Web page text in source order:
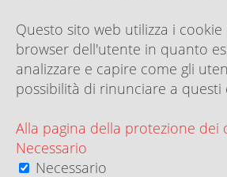
Questo sito web utilizza i
browser dell'utente in quanto
analizzare e capire come gli
possibilità di rinunciare a
Alla pagina della protezione dei
Necessario
Necessario